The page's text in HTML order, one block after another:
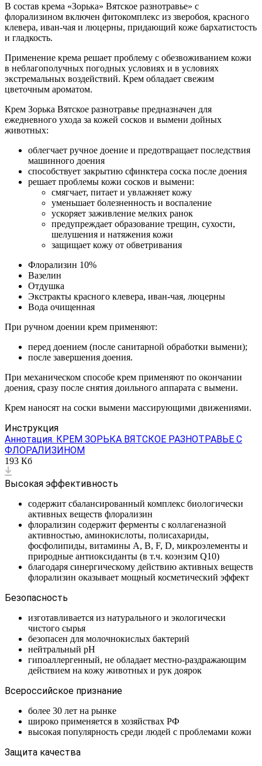
В состав крема «Зорька» Вятское разнотравье» с
флорализином включен фитокомплекс из зверобоя, красного
клевера, иван-чая и люцерны, придающий коже бархатистость
и гладкость.
Применение крема решает проблему с обезвоживанием кожи
в неблагополучных погодных условиях и в условиях
экстремальных воздействий. Крем обладает свежим
цветочным ароматом.
Крем Зорька Вятское разнотравье предназначен для
ежедневного ухода за кожей сосков и вымени дойных
животных:
облегчает ручное доение и предотвращает последствия
машинного доения
способствует закрытию сфинктера соска после доения
решает проблемы кожи сосков и вымени:
смягчает, питает и увлажняет кожу
уменьшает болезненность и воспаление
ускоряет заживление мелких ранок
предупреждает образование трещин, сухости,
шелушения и натяжения кожи
защищает кожу от обветривания
Флорализин 10%
Вазелин
Отдушка
Экстракты красного клевера, иван-чая, люцерны
Вода очищенная
При ручном доении крем применяют:
перед доением (после санитарной обработки вымени);
после завершения доения.
При механическом способе крем применяют по окончании
доения, сразу после снятия доильного аппарата с вымени.
Крем наносят на соски вымени массирующими движениями.
Инструкция
Аннотация. КРЕМ ЗОРЬКА ВЯТСКОЕ РАЗНОТРАВЬЕ С
ФЛОРАЛИЗИНОМ
193 Кб
Высокая эффективность
содержит сбалансированный комплекс биологически
активных веществ флорализин
флорализин содержит ферменты с коллагеназной
активностью, аминокислоты, полисахариды,
фосфолипиды, витамины А, В, F, D, микроэлементы и
природные антиоксиданты (в т.ч. коэнзим Q10)
благодаря синергическому действию активных веществ
флорализин оказывает мощный косметический эффект
Безопасность
изготавливается из натурального и экологически
чистого сырья
безопасен для молочнокислых бактерий
нейтральный рН
гипоаллергенный, не обладает местно-раздражающим
действием на кожу животных и рук доярок
Всероссийское признание
более 30 лет на рынке
широко применяется в хозяйствах РФ
высокая популярность среди людей с проблемами кожи
Защита качества